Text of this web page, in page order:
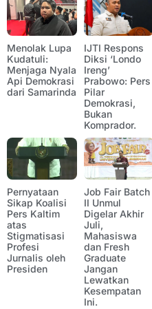
Menolak Lupa
Kudatuli:
Menjaga Nyala
Api Demokrasi
dari Samarinda
IJTI Respons
Diksi ‘Londo
Ireng’
Prabowo: Pers
Pilar
Demokrasi,
Bukan
Komprador.
Pernyataan
Sikap Koalisi
Pers Kaltim
atas
Stigmatisasi
Profesi
Jurnalis oleh
Presiden
Job Fair Batch
II Unmul
Digelar Akhir
Juli,
Mahasiswa
dan Fresh
Graduate
Jangan
Lewatkan
Kesempatan
Ini.